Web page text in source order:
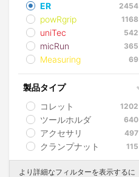
ER
2454
powRgrip 1168
uniTec 542
micRun 365
Measuring 69
製品タイプ
コレット
1202
ツールホルダ 640
アクセサリ 497
クランプナット 115
より詳細なフィルターを表示するに